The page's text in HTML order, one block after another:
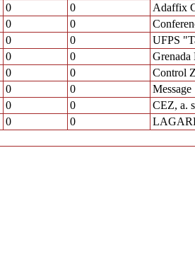
0 0
Adaffix
0 0
0 0
UFPS
0 0
Grenada
0 0
Control
0 0
0 0
CEZ, a.
0 0